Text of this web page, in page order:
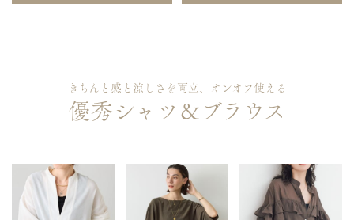
きちんと感と涼しさを両立、オンオフ使える
優秀シャツ＆ブラウス